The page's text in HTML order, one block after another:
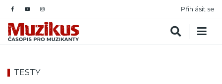
Přihlásit se
TESTY